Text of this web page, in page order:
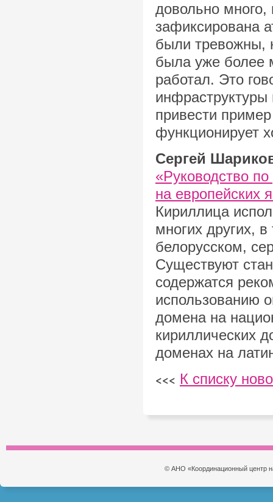
довольно
зафиксирована
были тревожны,
была уже более
работал. Это
привести
функционирует
Сергей
«Руководство
на европейских
Кириллица
многих других,
белорусском,
Существуют
содержатся
использованию
домена на
кириллических
доменах на
<<< К списку
© АНО «Координационный центр